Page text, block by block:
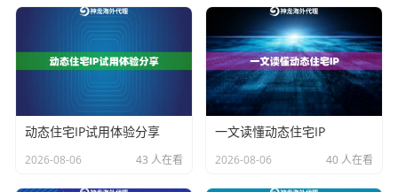
住宅IP与机房IP的实战对比
很多用户在选择德国IP时容易陷入误区，这里用实际测
试数据说明差异：
对比项
机房IP
≤3%
动态住宅IP试用体验分享
2026-08-06 43 人在看
一文读懂动态住宅IP
2026-08-06 40 人在看